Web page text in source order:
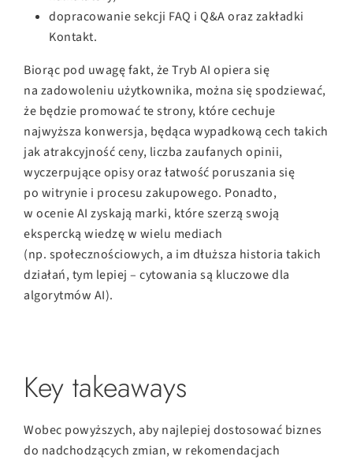
dopracowanie sekcji FAQ i Q&A oraz zakładki
Kontakt.
Biorąc pod uwagę fakt, że Tryb AI opiera się
na zadowoleniu użytkownika, można się spodziewać,
że będzie promować te strony, które cechuje
najwyższa konwersja, będąca wypadkową cech takich
jak atrakcyjność ceny, liczba zaufanych opinii,
wyczerpujące opisy oraz łatwość poruszania się
po witrynie i procesu zakupowego. Ponadto,
w ocenie AI zyskają marki, które szerzą swoją
ekspercką wiedzę w wielu mediach
(np. społecznościowych, a im dłuższa historia takich
działań, tym lepiej – cytowania są kluczowe dla
algorytmów AI).
Key takeaways
Wobec powyższych, aby najlepiej dostosować biznes
do nadchodzących zmian, w rekomendacjach